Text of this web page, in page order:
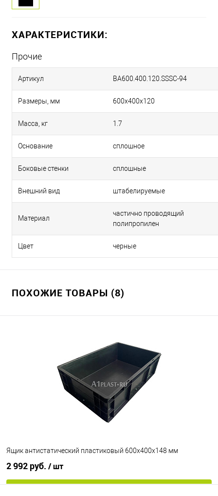
ХАРАКТЕРИСТИКИ:
Прочие
Артикул BA600.400.120.SSSC-94
Размеры, мм 600х400х120
Масса, кг 1.7
Основание сплошное
Боковые стенки сплошные
Внешний вид штабелируемые
Материал
частично проводящий
полипропилен
Цвет черные
ПОХОЖИЕ ТОВАРЫ (8)
Ящик антистатический пластиковый 600х400х148 мм
2 992 руб. / шт